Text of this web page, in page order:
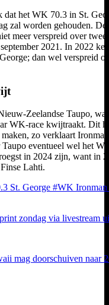
dat het WK 70.3 in St.
zal worden gehouden. De
meer verspreid over twee
2021. In 2022
dan wel verspreid
Zeelandse Taupo,
WK-race kwijtraakt. Dit
zo verklaart
eventueel wel het
in 2024 zijn, want in
Lahti.
St. George #WK Ironman
zondag via livestream
mag doorschuiven naar